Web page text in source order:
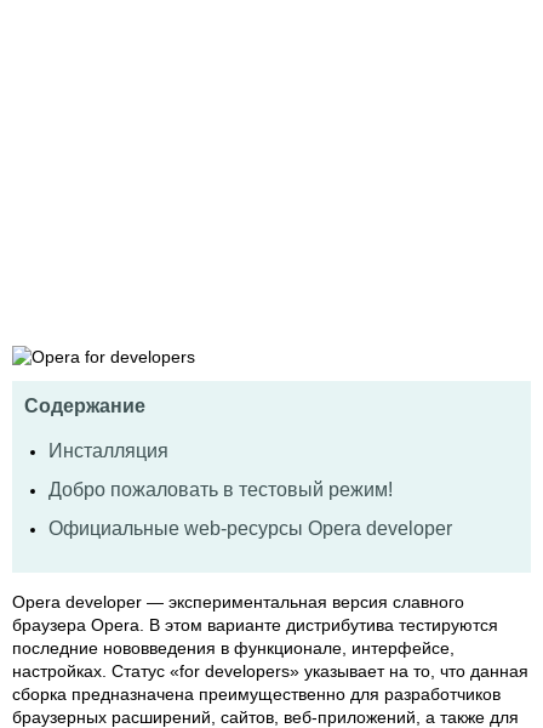
Содержание
Инсталляция
Добро пожаловать в тестовый режим!
Официальные web-ресурсы Opera developer
Opera developer — экспериментальная версия славного
браузера Opera. В этом варианте дистрибутива тестируются
последние нововведения в функционале, интерфейсе,
настройках. Статус «for developers» указывает на то, что данная
сборка предназначена преимущественно для разработчиков
браузерных расширений, сайтов, веб-приложений, а также для